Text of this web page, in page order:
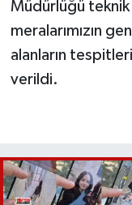
Müdürlüğü
meralarımızın
alanların
verildi.